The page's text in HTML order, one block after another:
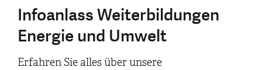
Infoanlass Weiterbildungen
Energie und Umwelt
Erfahren Sie alles über unsere